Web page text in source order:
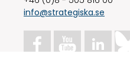
info@strategiska.se